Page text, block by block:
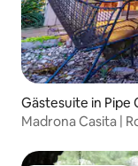
Gästesuite in Pipe
Madrona Casita |